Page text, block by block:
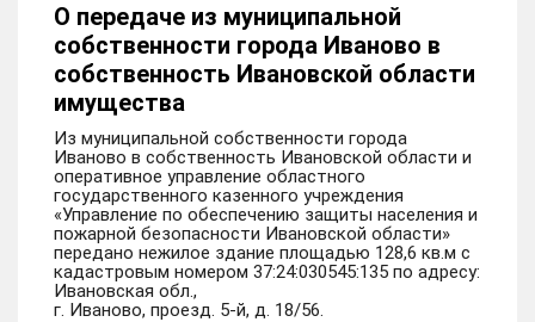
О передаче из муниципальной
собственности города Иваново в
собственность Ивановской области
имущества
Из муниципальной собственности города
Иваново в собственность Ивановской области и
оперативное управление областного
государственного казенного учреждения
«Управление по обеспечению защиты населения и
пожарной безопасности Ивановской области»
передано нежилое здание площадью 128,6 кв.м с
кадастровым номером 37:24:030545:135 по адресу:
Ивановская обл.,
г. Иваново, проезд. 5-й, д. 18/56.